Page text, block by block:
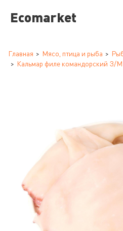
Ecomarket
Главная Мясо, птица и рыба
Кальмар филе командорский З/М